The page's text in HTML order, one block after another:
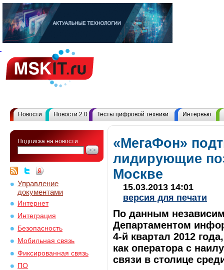
Новости Новости 2.0 Тесты цифровой техники Интервью
Подписка на новости:
Управление
документами
Интернет
Интеграция
Безопасность
Мобильная связь
Фиксированная связь
ПО
«МегаФон»
лидирующие
Москве
15.03.2013 14:01
версия для печати
По данным
Департаментом
4-й квартал 2012
как оператора с
связи в столице